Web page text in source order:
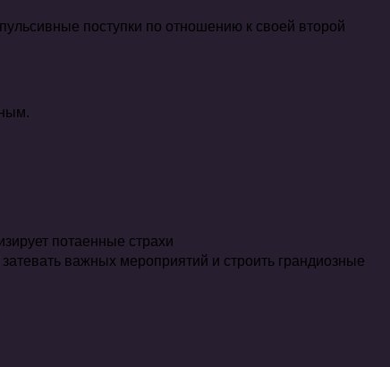
поступки по отношению к своей второй
потаенные страхи
важных мероприятий и строить грандиозные